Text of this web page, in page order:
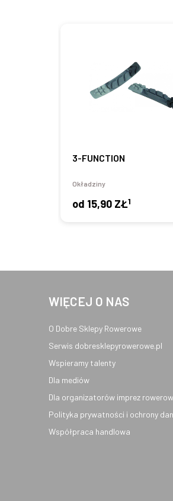
3-FUNCTION
Okładziny
od 15,90 ZŁ1
WIĘCEJ O NAS
O Dobre Sklepy Rowerowe
Serwis dobresklepyrowerowe.pl
Wspieramy talenty
Dla mediów
Dla organizatorów imprez
Polityka prywatności i ochrony
Współpraca handlowa